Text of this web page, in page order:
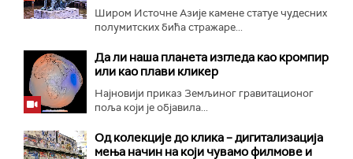
Широм Источне Азије камене статуе чудесних
полумитских бића стражаре...
Да ли наша планета изгледа као кромпир
или као плави кликер
Најновији приказ Земљиног гравитационог
поља који је објавила...
Од колекције до клика – дигитализација
мења начин на који чувамо филмове и